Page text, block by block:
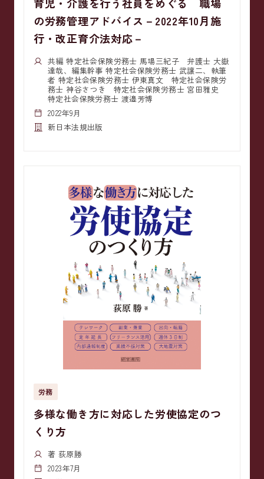
育児・介護を行う社員をめぐる 職場
の労務管理アドバイス－2022年10月施
行・改正育介法対応－
共編 特定社会保険労務士 馬場三紀子 弁護士 大嶽
達哉、編集幹事 特定社会保険労務士 武譲二、執筆
者 特定社会保険労務士 伊東真文 特定社会保険労
務士 神谷さつき 特定社会保険労務士 宮田雅史
特定社会保険労務士 渡邉芳博
2022年9月
新日本法規出版
労務
多様な働き方に対応した労使協定のつ
くり方
著 荻原勝
2023年7月